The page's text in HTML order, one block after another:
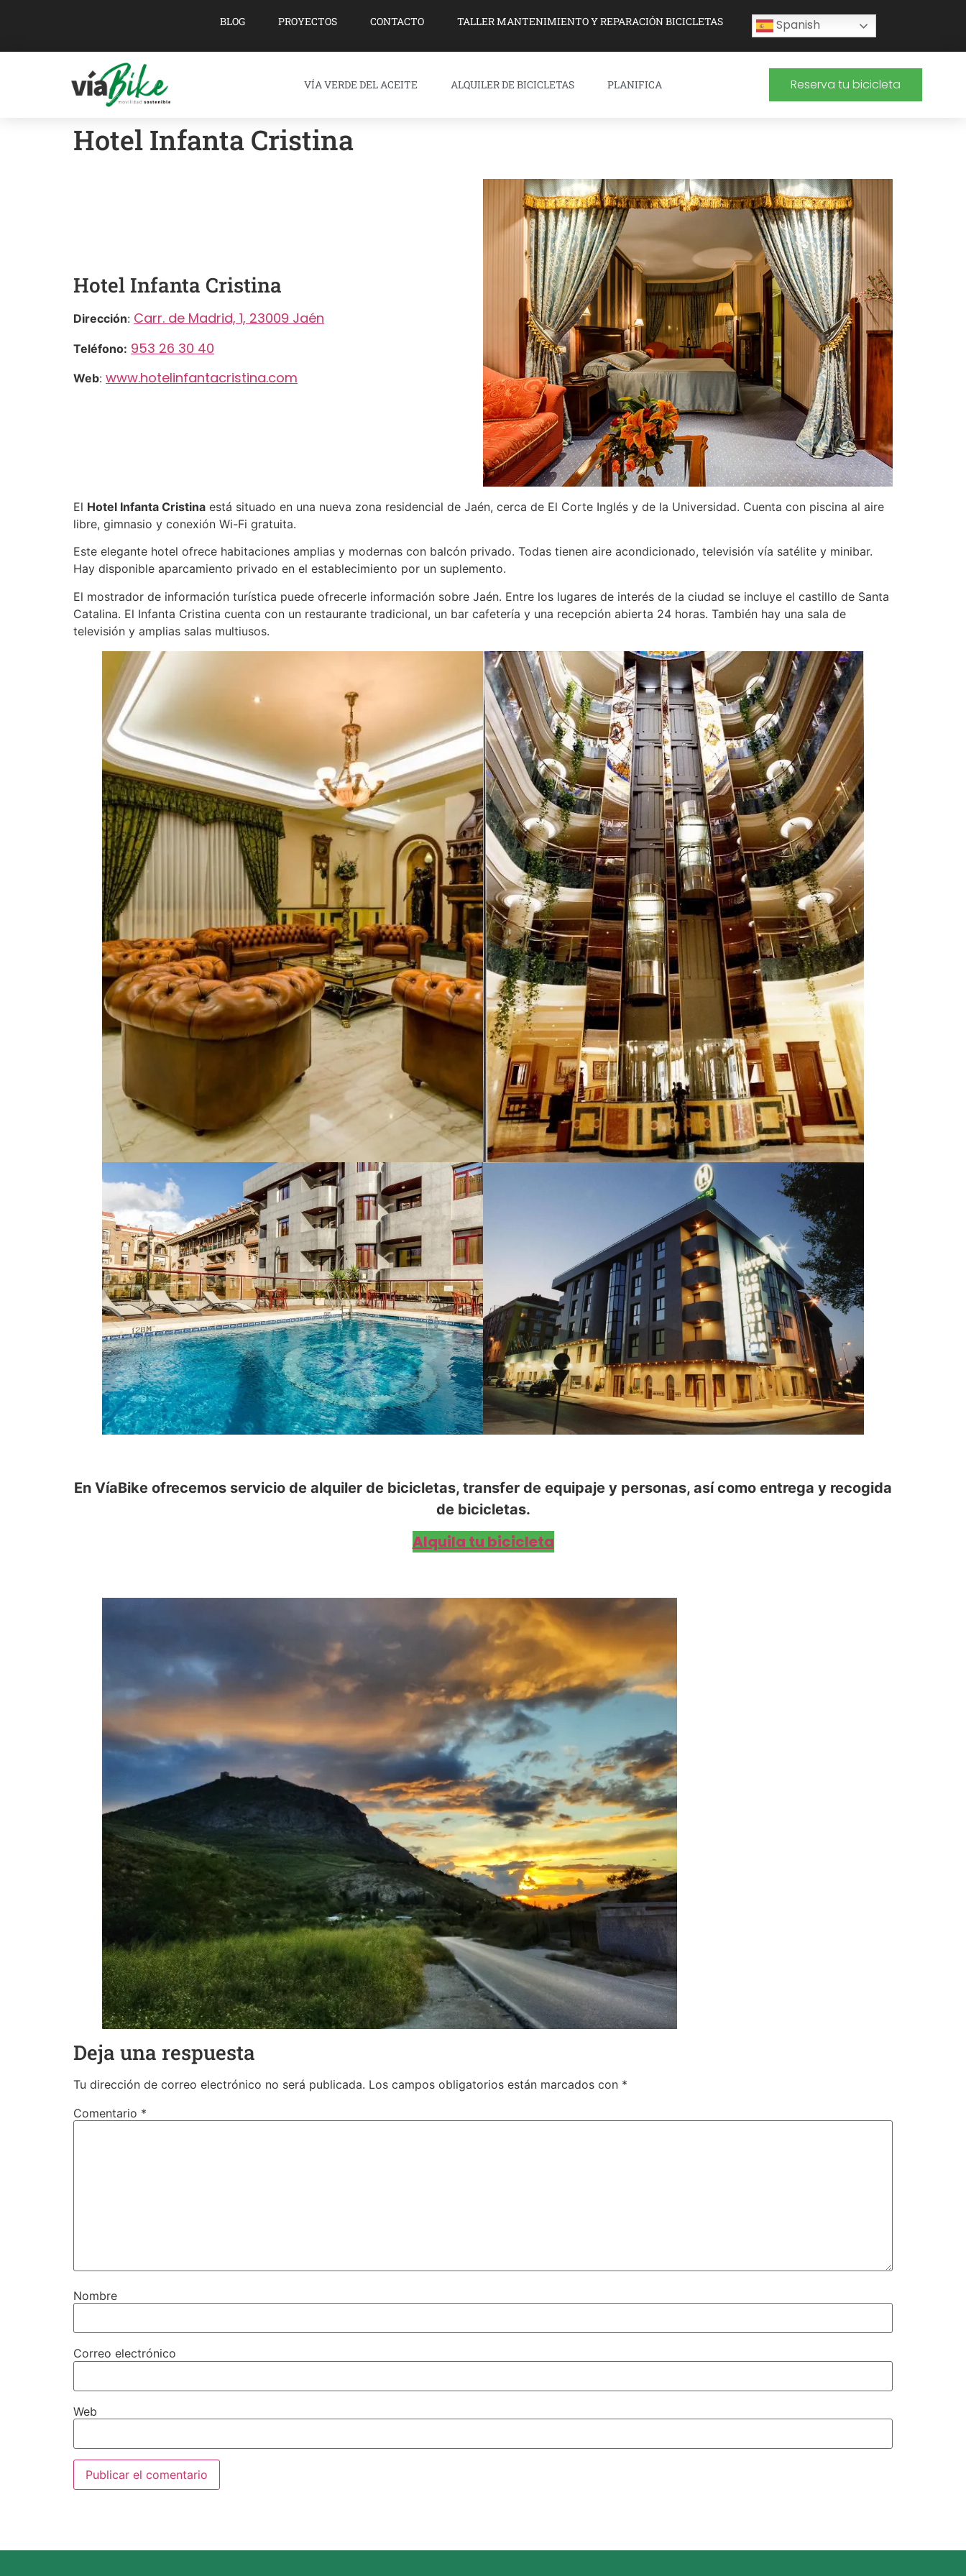
BLOG PROYECTOS CONTACTO TALLER MANTENIMIENTO Y REPARACIÓN BICICLETAS Spanish
VÍA VERDE DEL ACEITE ALQUILER DE BICICLETAS PLANIFICA Reserva tu bicicleta
Hotel Infanta Cristina
Hotel Infanta Cristina
Dirección: Carr. de Madrid, 1, 23009 Jaén
Teléfono: 953 26 30 40
Web: www.hotelinfantacristina.com
El Hotel Infanta Cristina está situado en una nueva zona residencial de Jaén, cerca de El Corte Inglés y de la Universidad. Cuenta con piscina al aire
libre, gimnasio y conexión Wi-Fi gratuita.
Este elegante hotel ofrece habitaciones amplias y modernas con balcón privado. Todas tienen aire acondicionado, televisión vía satélite y minibar.
Hay disponible aparcamiento privado en el establecimiento por un suplemento.
El mostrador de información turística puede ofrecerle información sobre Jaén. Entre los lugares de interés de la ciudad se incluye el castillo de Santa
Catalina. El Infanta Cristina cuenta con un restaurante tradicional, un bar cafetería y una recepción abierta 24 horas. También hay una sala de
televisión y amplias salas multiusos.
En VíaBike ofrecemos servicio de alquiler de bicicletas, transfer de equipaje y personas, así como entrega y recogida
de bicicletas.
Alquila tu bicicleta
Deja una respuesta
Tu dirección de correo electrónico no será publicada. Los campos obligatorios están marcados con *
Comentario *
Nombre
Correo electrónico
Web